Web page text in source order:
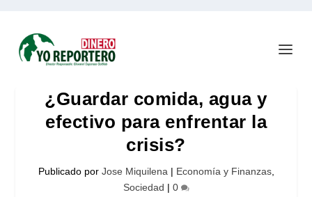
¿Guardar comida, agua y
efectivo para enfrentar la
crisis?
Publicado por Jose Miquilena | Economía y Finanzas,
Sociedad | 0